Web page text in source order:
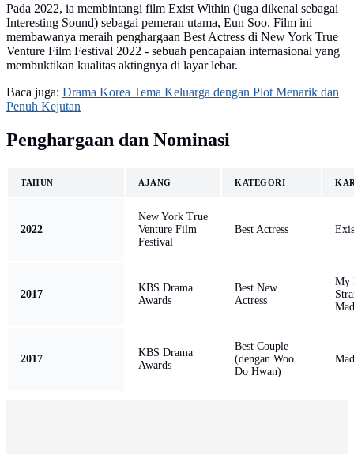
Pada 2022, ia membintangi film Exist Within (juga dikenal sebagai
Interesting Sound) sebagai pemeran utama, Eun Soo. Film ini
membawanya meraih penghargaan Best Actress di New York True
Venture Film Festival 2022 - sebuah pencapaian internasional yang
membuktikan kualitas aktingnya di layar lebar.
Baca juga: Drama Korea Tema Keluarga dengan Plot Menarik dan
Penuh Kejutan
Penghargaan dan Nominasi
TAHUN AJANG KATEGORI
2022
New York True
Venture Film
Festival
Best Actress
2017
KBS Drama
Awards
Best New
Actress
My
2017
KBS Drama
Awards
Best Couple
(dengan Woo
Do Hwan)